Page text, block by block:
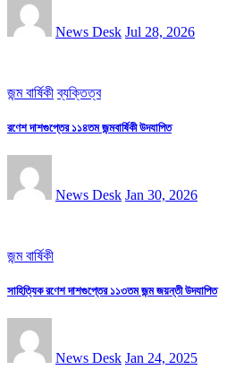
News Desk Jul 28, 2026
জন্ম বার্ষিকী ব্যক্তিত্ব
রণেশ দাশগুপ্তের ১১৪তম জন্মবার্ষিকী উদযাপিত
News Desk Jan 30, 2026
জন্ম বার্ষিকী
সাহিত্যিক রণেশ দাশগুপ্তের ১১৩তম জন্ম জয়ন্তী উদযাপিত
News Desk Jan 24, 2025